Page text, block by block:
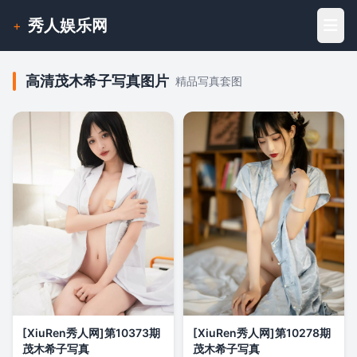
+ 秀人娱乐网
高清茂木希子写真图片 精品写真套图
[XiuRen秀人网]第10373期
茂木希子写真
[XiuRen秀人网]第10278期
茂木希子写真